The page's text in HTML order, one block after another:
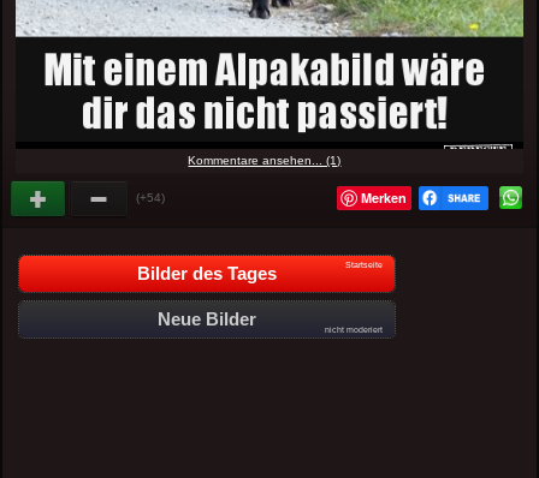
Kommentare ansehen... (1)
(+54) Merken
Bilder des Tages Startseite
Neue Bilder
nicht moderiert